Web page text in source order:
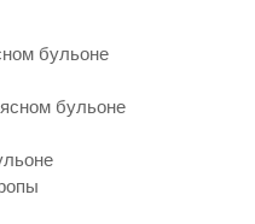
бульоне
бульоне